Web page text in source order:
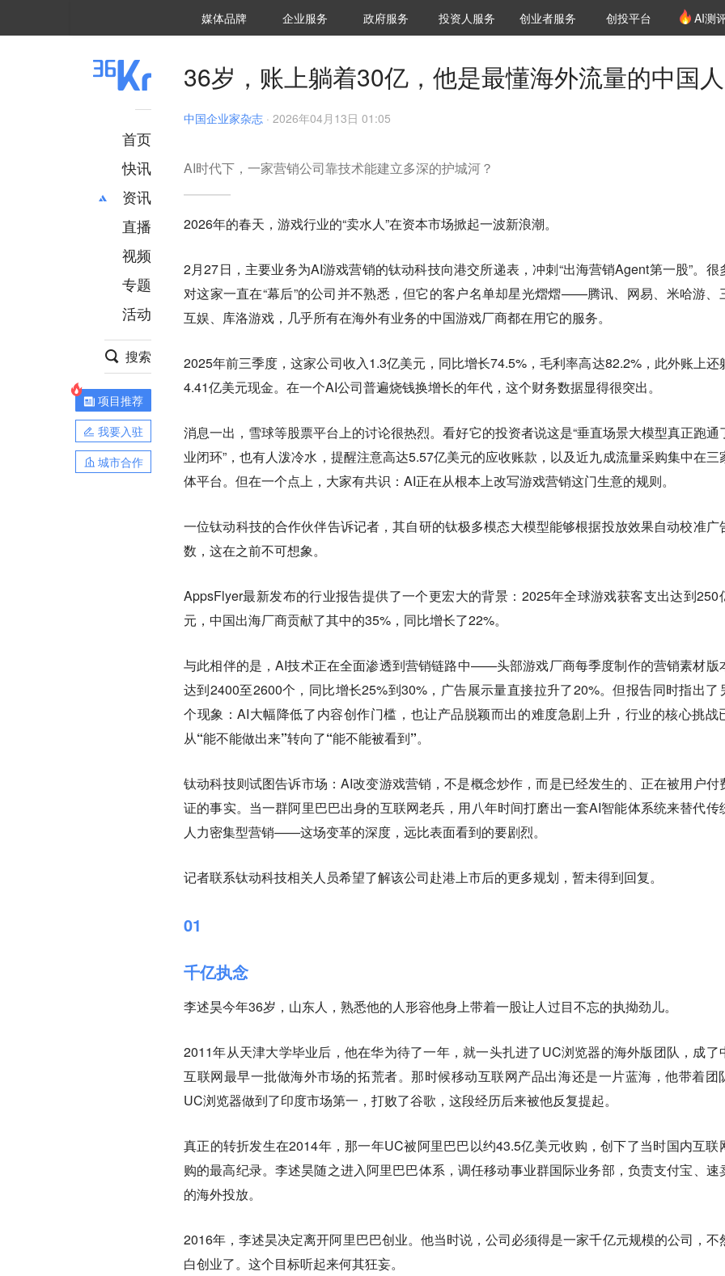
媒体品牌 36Kr研究院
企业服务 城市之窗
政府服务 VClub投资机构库
投资机构职位推介
投资人服务 创投氪堂
创业者服务 创投平台 AI测
首页
快讯
资讯
推荐
财经
项目推荐
安徽
直播
视频
专题
活动
搜索
项目推荐
我要入驻
城市合作
36岁，账上躺着30亿，他是最懂海外流量的中国人
中国企业家杂志 · 2026年04月13日 01:05
AI时代下，一家营销公司靠技术能建立多深的护城河？
2026年的春天，游戏行业的“卖水人”在资本市场掀起一波新浪潮。
2月27日，主要业务为AI游戏营销的钛动科技向港交所递表，冲刺“出海营销Agent第一股”。很
对这家一直在“幕后”的公司并不熟悉，但它的客户名单却星光熠熠——腾讯、网易、米哈游、
互娱、库洛游戏，几乎所有在海外有业务的中国游戏厂商都在用它的服务。
2025年前三季度，这家公司收入1.3亿美元，同比增长74.5%，毛利率高达82.2%，此外账上还
4.41亿美元现金。在一个AI公司普遍烧钱换增长的年代，这个财务数据显得很突出。
消息一出，雪球等股票平台上的讨论很热烈。看好它的投资者说这是“垂直场景大模型真正跑通
业闭环”，也有人泼冷水，提醒注意高达5.57亿美元的应收账款，以及近九成流量采购集中在三
体平台。但在一个点上，大家有共识：AI正在从根本上改写游戏营销这门生意的规则。
一位钛动科技的合作伙伴告诉记者，其自研的钛极多模态大模型能够根据投放效果自动校准广
数，这在之前不可想象。
AppsFlyer最新发布的行业报告提供了一个更宏大的背景：2025年全球游戏获客支出达到250
元，中国出海厂商贡献了其中的35%，同比增长了22%。
与此相伴的是，AI技术正在全面渗透到营销链路中——头部游戏厂商每季度制作的营销素材版
达到2400至2600个，同比增长25%到30%，广告展示量直接拉升了20%。但报告同时指出了
个现象：AI大幅降低了内容创作门槛，也让产品脱颖而出的难度急剧上升， 行业的核心挑战
从“能不能做出来”转向了“能不能被看到”。
钛动科技则试图告诉市场：AI改变游戏营销，不是概念炒作，而是已经发生的、正在被用户付
证的事实。当一群阿里巴巴出身的互联网老兵，用八年时间打磨出一套AI智能体系统来替代传
人力密集型营销——这场变革的深度，远比表面看到的要剧烈。
记者联系钛动科技相关人员希望了解该公司赴港上市后的更多规划，暂未得到回复。
01
千亿执念
李述昊今年36岁，山东人，熟悉他的人形容他身上带着一股让人过目不忘的执拗劲儿。
2011年从天津大学毕业后，他在华为待了一年，就一头扎进了UC浏览器的海外版团队，成了
互联网最早一批做海外市场的拓荒者。那时候移动互联网产品出海还是一片蓝海，他带着团
UC浏览器做到了印度市场第一，打败了谷歌，这段经历后来被他反复提起。
真正的转折发生在2014年，那一年UC被阿里巴巴以约43.5亿美元收购，创下了当时国内互联
购的最高纪录。李述昊随之进入阿里巴巴体系，调任移动事业群国际业务部，负责支付宝、速
的海外投放。
2016年，李述昊决定离开阿里巴巴创业。他当时说，公司必须得是一家千亿元规模的公司，不
白创业了。这个目标听起来何其狂妄。